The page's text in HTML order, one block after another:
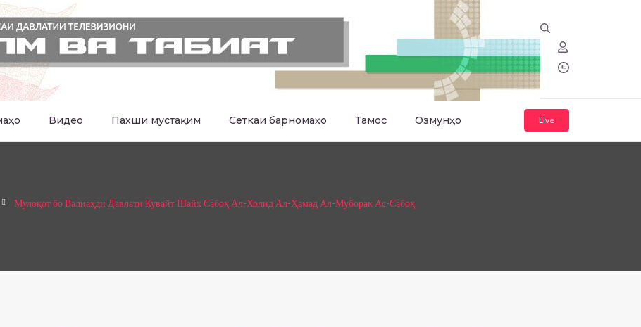
Видео Пахши мустақим Сеткаи барномаҳо Тамос Озмунҳо Live
Мулоқот бо Валиаҳди Давлати Кувайт Шайх Сабоҳ Ал-Холид Ал-Ҳамад Ал-Муборак Ас-Сабоҳ